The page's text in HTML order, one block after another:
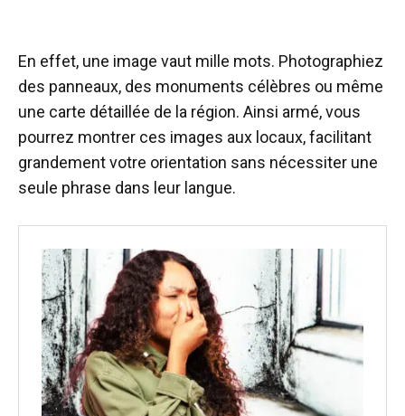
En effet, une image vaut mille mots. Photographiez
des panneaux, des monuments célèbres ou même
une carte détaillée de la région. Ainsi armé, vous
pourrez montrer ces images aux locaux, facilitant
grandement votre orientation sans nécessiter une
seule phrase dans leur langue.